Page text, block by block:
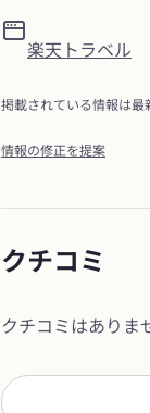
楽天トラベル
掲載されている情報は最
情報の修正を提案
クチコミ
クチコミはありま